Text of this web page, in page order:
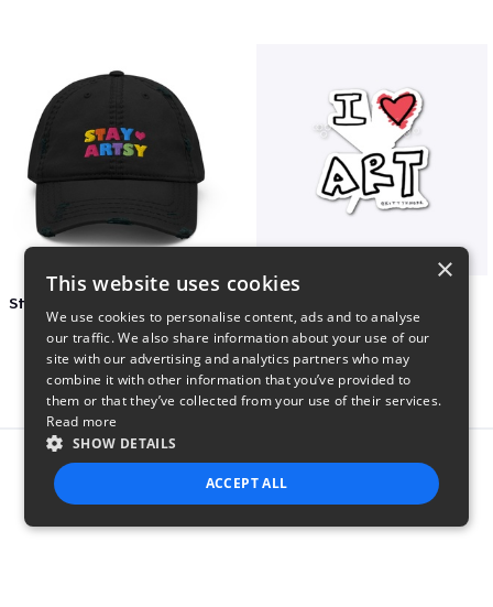
Report this product
×
This website uses cookies
We use cookies to personalise content, ads and to analyse
our traffic. We also share information about your use of our
site with our advertising and analytics partners who may
combine it with other information that you’ve provided to
them or that they’ve collected from your use of their services.
Read more
SHOW DETAILS
ACCEPT ALL
STRICTLY NECESSARY PERFORMANCE